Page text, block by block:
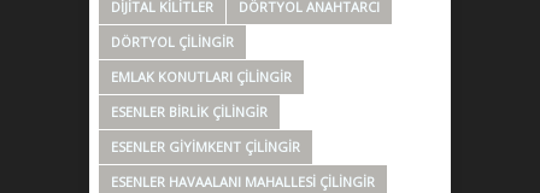
DIJITAL KILITLER
DÖRTYOL ANAHTARCI
DÖRTYOL ÇILINGIR
EMLAK KONUTLARI ÇILINGIR
ESENLER BIRLIK ÇILINGIR
ESENLER GIYIMKENT ÇILINGIR
ESENLER HAVAALANI MAHALLESI ÇILINGIR